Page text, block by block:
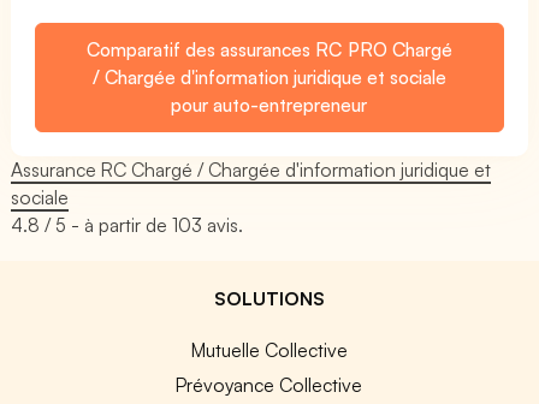
Comparatif des assurances RC PRO Chargé
/ Chargée d'information juridique et sociale
pour auto-entrepreneur
Assurance RC Chargé / Chargée d'information juridique et
sociale
4.8 / 5 - à partir de103 avis.
SOLUTIONS
Mutuelle Collective
Prévoyance Collective